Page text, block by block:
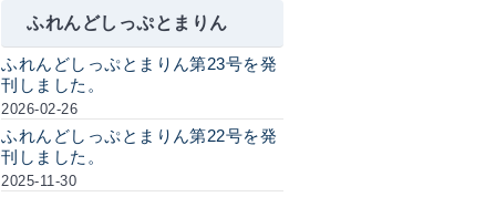
ふれんどしっぷとまりん
ふれんどしっぷとまりん第23号を発
刊しました。
2026-02-26
ふれんどしっぷとまりん第22号を発
刊しました。
2025-11-30